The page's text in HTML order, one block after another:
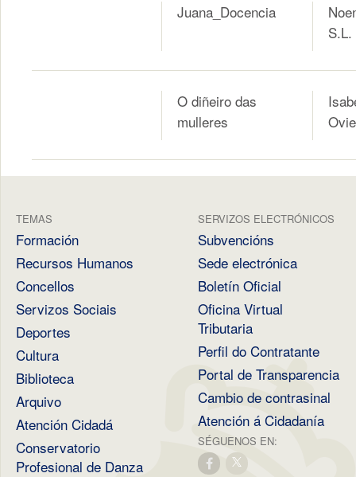
Juana_Docencia
S.L.
O diñeiro das
mulleres
TEMAS
Formación
Recursos Humanos
Concellos
Servizos Sociais
Deportes
Cultura
Biblioteca
Arquivo
Atención Cidadá
Conservatorio
Profesional de Danza
SERVIZOS ELECTRÓNICOS
Subvencións
Sede electrónica
Boletín Oficial
Oficina Virtual
Tributaria
Perfil do Contratante
Portal de Transparencia
Cambio de contrasinal
Atención á Cidadanía
SÉGUENOS EN: